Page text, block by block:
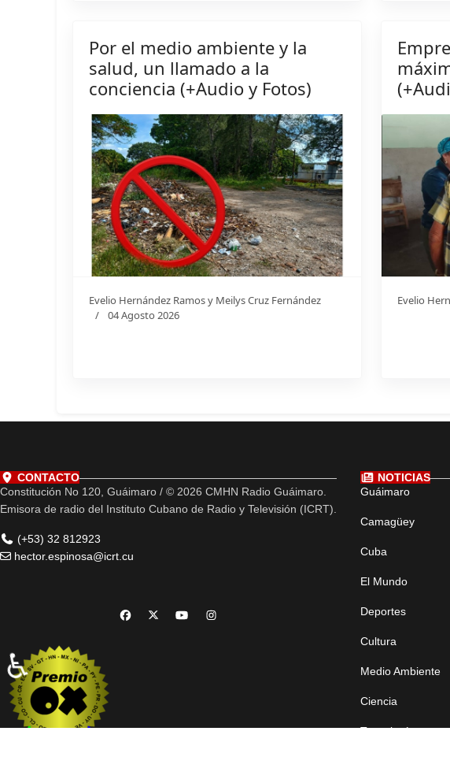
Por el medio ambiente y la
salud, un llamado a la
conciencia (+Audio y Fotos)
Evelio Hernández Ramos y Meilys Cruz Fernández
04 Agosto 2026
Evelio
CONTACTO
Constitución No 120, Guáimaro / © 2026 CMHN Radio Guáimaro.
Emisora de radio del Instituto Cubano de Radio y Televisión (ICRT).
(+53) 32 812923
hector.espinosa@icrt.cu
NOTICIAS
Guáimaro
Camagüey
Cuba
El Mundo
Deportes
Cultura
Medio Ambiente
Ciencia
Tecnología